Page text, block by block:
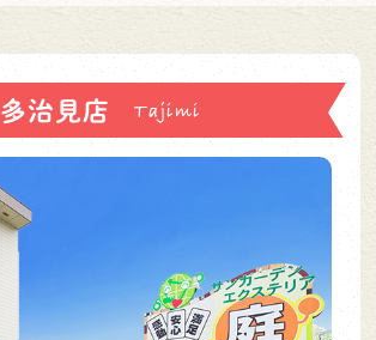
多治見店